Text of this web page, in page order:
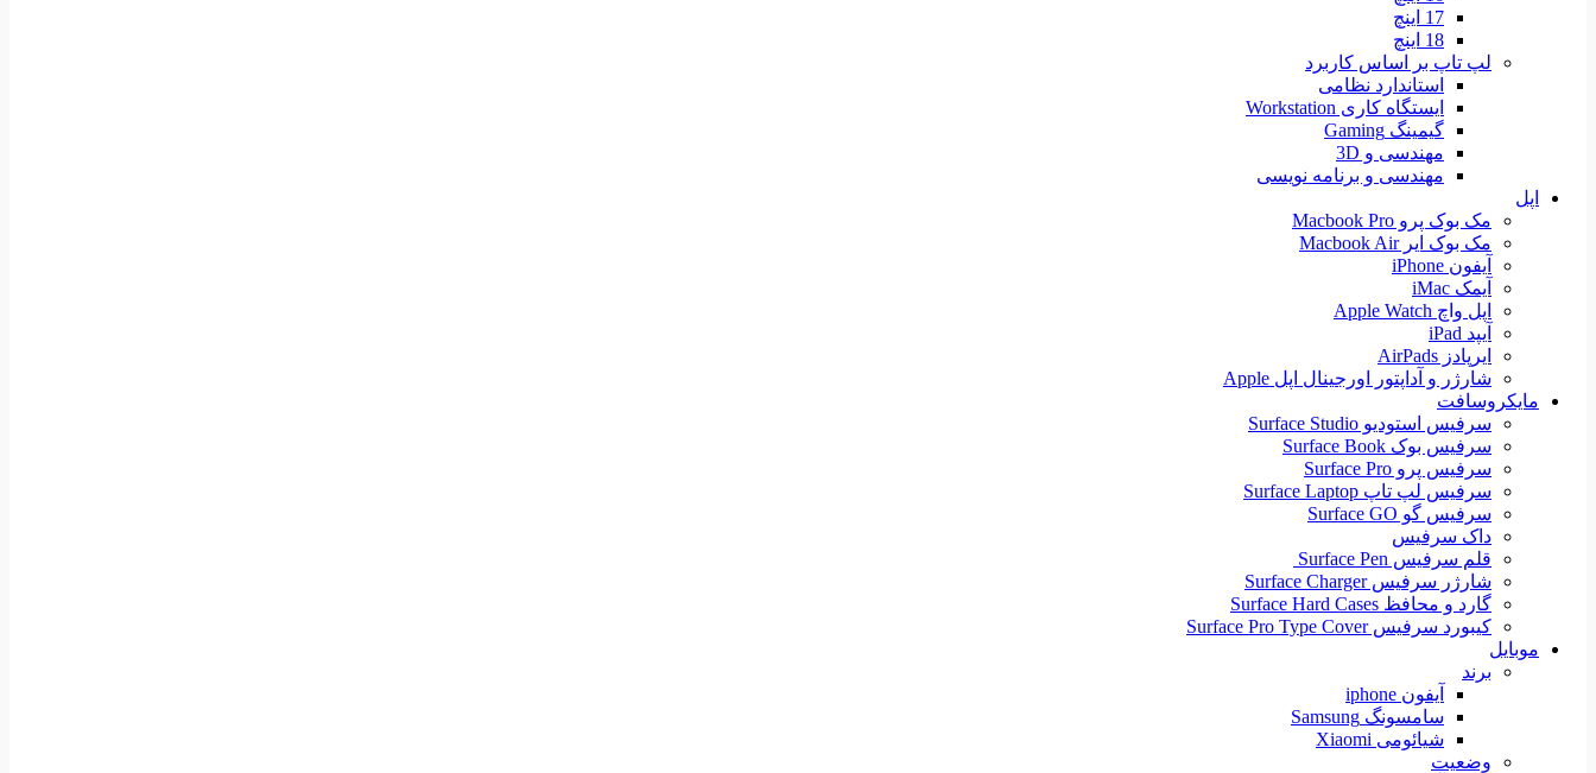
17 اینچ
18 اینچ
لپ تاپ بر اساس کاربرد
استاندارد نظامی
ایستگاه کاری Workstation
گیمینگ Gaming
مهندسی و 3D
مهندسی و برنامه نویسی
اپل
مک بوک پرو Macbook Pro
مک بوک ایر Macbook Air
آیفون iPhone
آیمک iMac
اپل واچ Apple Watch
آیپد iPad
ایرپادز AirPads
شارژر و آداپتور اورجینال اپل Apple
مایکروسافت
سرفیس استودیو Surface Studio
سرفیس بوک Surface Book
سرفیس پرو Surface Pro
سرفیس لپ تاپ Surface Laptop
سرفیس گو Surface GO
داک سرفیس
قلم سرفیس Surface Pen
شارژر سرفیس Surface Charger
گارد و محافظ Surface Hard Cases
کیبورد سرفیس Surface Pro Type Cover
موبایل
برند
آیفون iphone
سامسونگ Samsung
شیائومی Xiaomi
وضعیت